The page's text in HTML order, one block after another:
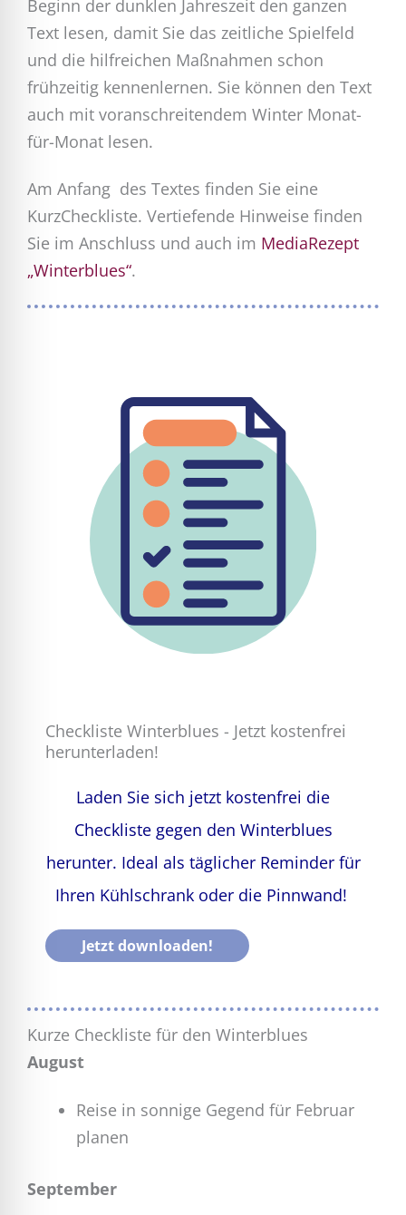
Beginn der dunklen Jahreszeit den ganzen
Text lesen, damit Sie das zeitliche Spielfeld
und die hilfreichen Maßnahmen schon
frühzeitig kennenlernen. Sie können den Text
auch mit voranschreitendem Winter Monat-
für-Monat lesen.
Am Anfang des Textes finden Sie eine
KurzCheckliste. Vertiefende Hinweise finden
Sie im Anschluss und auch im MediaRezept
„Winterblues“.
Checkliste Winterblues - Jetzt kostenfrei
herunterladen!
Laden Sie sich jetzt kostenfrei die
Checkliste gegen den Winterblues
herunter. Ideal als täglicher Reminder für
Ihren Kühlschrank oder die Pinnwand!
Jetzt downloaden!
Kurze Checkliste für den Winterblues
August
Reise in sonnige Gegend für Februar
planen
September